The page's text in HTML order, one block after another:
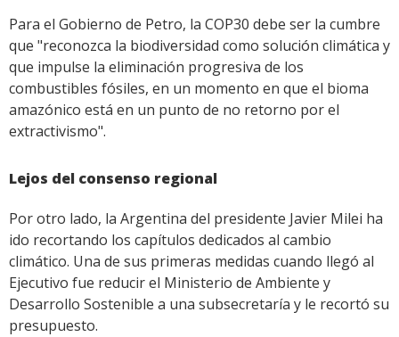
Para el Gobierno de Petro, la COP30 debe ser la cumbre
que "reconozca la biodiversidad como solución climática y
que impulse la eliminación progresiva de los
combustibles fósiles, en un momento en que el bioma
amazónico está en un punto de no retorno por el
extractivismo".
Lejos del consenso regional
Por otro lado, la Argentina del presidente Javier Milei ha
ido recortando los capítulos dedicados al cambio
climático. Una de sus primeras medidas cuando llegó al
Ejecutivo fue reducir el Ministerio de Ambiente y
Desarrollo Sostenible a una subsecretaría y le recortó su
presupuesto.